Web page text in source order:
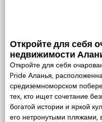
Откройте для себя
недвижимости
Откройте для себя
Pride Аланья,
средиземноморском
тех, кто ищет сочетание
богатой истории и яркой
его нетронутыми пляжами,